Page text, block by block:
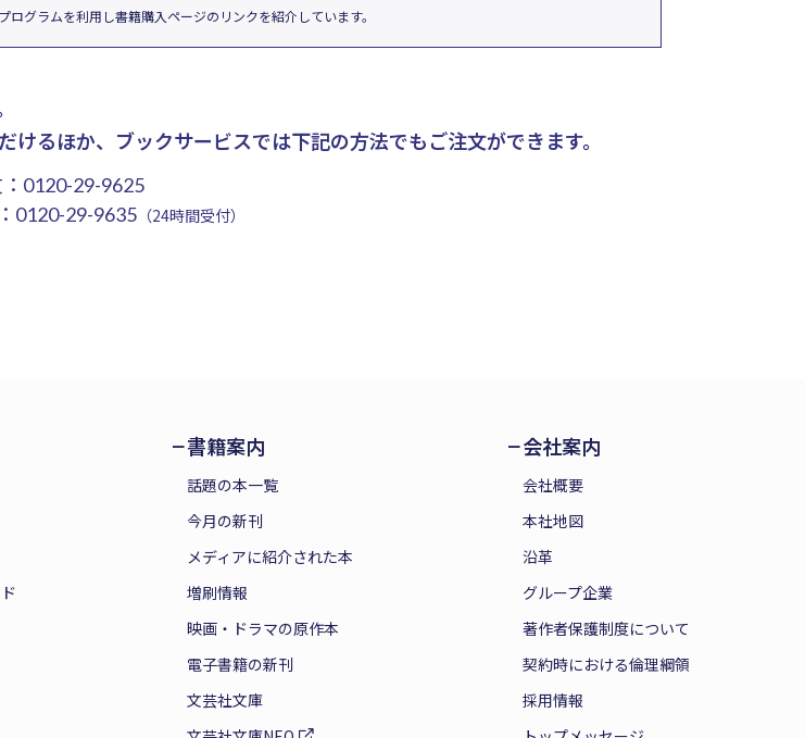
ログラムを利用し書籍購入ページのリンクを紹介しています。
るほか、ブックサービスでは下記の方法でもご注文ができます。
0120-29-9625
0120-29-9635（24時間受付）
書籍案内
話題の本一覧
今月の新刊
メディアに紹介された本
増刷情報
映画・ドラマの原作本
電子書籍の新刊
文芸社文庫
会社案内
会社概要
本社地図
沿革
グループ企業
著作者保護制度について
契約時における倫理綱領
採用情報